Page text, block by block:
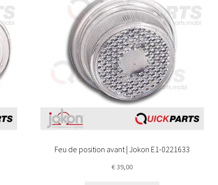
Feu de position avant | Jokon E1-0221633
€39,00